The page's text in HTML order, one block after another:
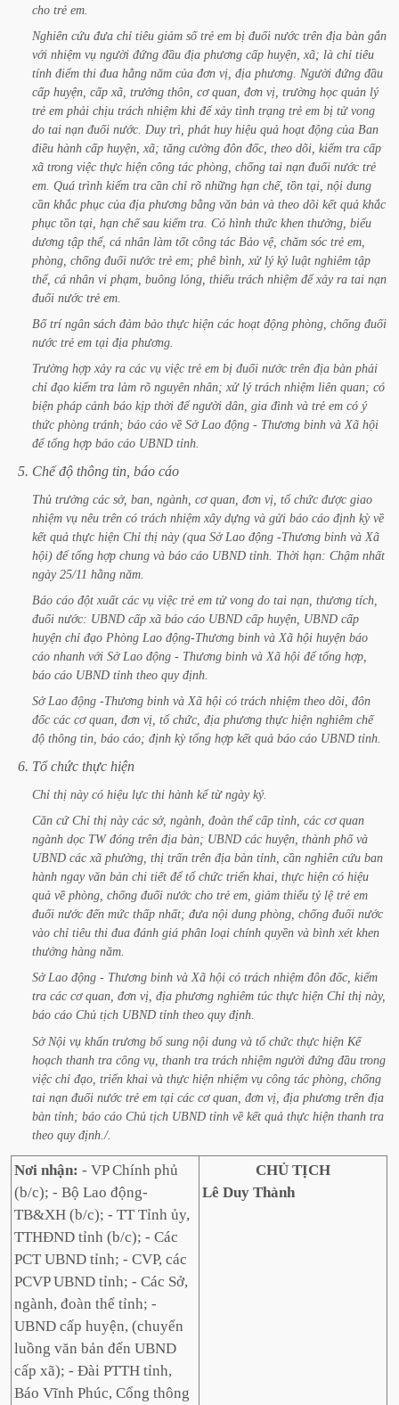
cho trẻ em.
Nghiên cứu đưa chỉ tiêu giảm số trẻ em bị đuối nước trên địa bàn gắn
với nhiệm vụ người đứng đầu địa phương cấp huyện, xã; là chỉ tiêu
tính điểm thi đua hằng năm của đơn vị, địa phương. Người đứng đầu
cấp huyện, cấp xã, trưởng thôn, cơ quan, đơn vị, trường học quản lý
trẻ em phải chịu trách nhiệm khi để xảy tình trạng trẻ em bị tử vong
do tai nạn đuối nước. Duy trì, phát huy hiệu quả hoạt động của Ban
điều hành cấp huyện, xã; tăng cường đôn đốc, theo dõi, kiểm tra cấp
xã trong việc thực hiện công tác phòng, chống tai nạn đuối nước trẻ
em. Quá trình kiểm tra cần chỉ rõ những hạn chế, tồn tại, nội dung
cần khắc phục của địa phương bằng văn bản và theo dõi kết quả khắc
phục tồn tại, hạn chế sau kiểm tra. Có hình thức khen thưởng, biểu
dương tập thể, cá nhân làm tốt công tác Bảo vệ, chăm sóc trẻ em,
phòng, chống đuối nước trẻ em; phê bình, xử lý kỷ luật nghiêm tập
thể, cá nhân vi phạm, buông lỏng, thiếu trách nhiệm để xảy ra tai nạn
đuối nước trẻ em.
Bố trí ngân sách đảm bảo thực hiện các hoạt động phòng, chống đuối
nước trẻ em tại địa phương.
Trường hợp xảy ra các vụ việc trẻ em bị đuối nước trên địa bàn phải
chỉ đạo kiểm tra làm rõ nguyên nhân; xử lý trách nhiệm liên quan; có
biện pháp cảnh báo kịp thời để người dân, gia đình và trẻ em có ý
thức phòng tránh; báo cáo về Sở Lao động - Thương binh và Xã hội
để tổng hợp báo cáo UBND tỉnh.
5. Chế độ thông tin, báo cáo
Thủ trưởng các sở, ban, ngành, cơ quan, đơn vị, tổ chức được giao
nhiệm vụ nêu trên có trách nhiệm xây dựng và gửi báo cáo định kỳ về
kết quả thực hiện Chỉ thị này (qua Sở Lao động -Thương binh và Xã
hội) để tổng hợp chung và báo cáo UBND tỉnh. Thời hạn: Chậm nhất
ngày 25/11 hằng năm.
Báo cáo đột xuất các vụ việc trẻ em tử vong do tai nạn, thương tích,
đuối nước: UBND cấp xã báo cáo UBND cấp huyện, UBND cấp
huyện chỉ đạo Phòng Lao động-Thương binh và Xã hội huyện báo
cáo nhanh với Sở Lao động - Thương binh và Xã hội để tổng hợp,
báo cáo UBND tỉnh theo quy định.
Sở Lao động -Thương binh và Xã hội có trách nhiệm theo dõi, đôn
đốc các cơ quan, đơn vị, tổ chức, địa phương thực hiện nghiêm chế
độ thông tin, báo cáo; định kỳ tổng hợp kết quả báo cáo UBND tỉnh.
6. Tổ chức thực hiện
Chỉ thị này có hiệu lực thi hành kể từ ngày ký.
Căn cứ Chỉ thị này các sở, ngành, đoàn thể cấp tỉnh, các cơ quan
ngành dọc TW đóng trên địa bàn; UBND các huyện, thành phố và
UBND các xã phường, thị trấn trên địa bàn tỉnh, cần nghiên cứu ban
hành ngay văn bản chi tiết để tổ chức triển khai, thực hiện có hiệu
quả về phòng, chống đuối nước cho trẻ em, giảm thiểu tỷ lệ trẻ em
đuối nước đến mức thấp nhất; đưa nội dung phòng, chống đuối nước
vào chỉ tiêu thi đua đánh giá phân loại chính quyền và bình xét khen
thưởng hàng năm.
Sở Lao động - Thương binh và Xã hội có trách nhiệm đôn đốc, kiểm
tra các cơ quan, đơn vị, địa phương nghiêm túc thực hiện Chỉ thị này,
báo cáo Chủ tịch UBND tỉnh theo quy định.
Sở Nội vụ khẩn trương bổ sung nội dung và tổ chức thực hiện Kế
hoạch thanh tra công vụ, thanh tra trách nhiệm người đứng đầu trong
việc chỉ đạo, triển khai và thực hiện nhiệm vụ công tác phòng, chống
tai nạn đuối nước trẻ em tại các cơ quan, đơn vị, địa phương trên địa
bàn tỉnh; báo cáo Chủ tịch UBND tỉnh về kết quả thực hiện thanh tra
theo quy định./.
Nơi nhận:- VP Chính phủ
(b/c); - Bộ Lao động-
TB&XH (b/c); - TT Tỉnh ủy,
TTHĐND tỉnh (b/c); - Các
PCT UBND tỉnh; - CVP, các
PCVP UBND tỉnh; - Các Sở,
ngành, đoàn thể tỉnh; -
UBND cấp huyện, (chuyển
luồng văn bản đến UBND
cấp xã); - Đài PTTH tỉnh,
Báo Vĩnh Phúc, Cổng thông
CHỦ TỊCH
Lê Duy Thành